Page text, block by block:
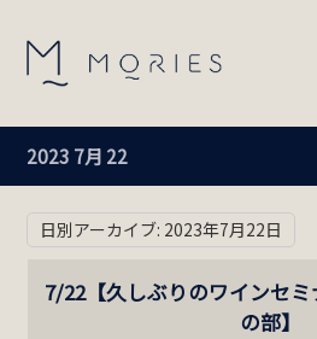
2023 7月 22
日別アーカイブ: 2023年7月22日
7/22【久しぶりのワインセ
の部】